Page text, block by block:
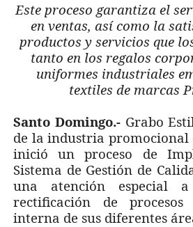
Este proceso garantiza el
en ventas, así como la
productos y servicios que
tanto en los regalos
uniformes industriales
textiles de marcas
Santo Domingo.-Grabo
de la industria promocional
inició un proceso de
Sistema de Gestión de
una atención especial
rectificación de
interna de sus diferentes